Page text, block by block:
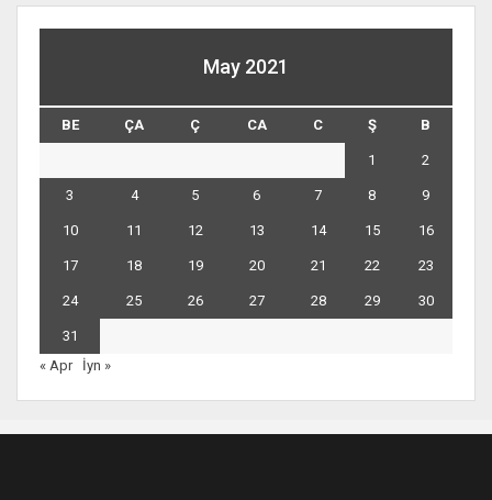
May 2021
BE ÇA Ç CA C Ş B
1 2
3 4 5 6 7 8 9
10 11 12 13 14 15 16
17 18 19 20 21 22 23
24 25 26 27 28 29 30
31
« Apr
İyn »